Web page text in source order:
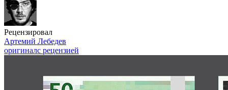
Рецензировал
Артемий Лебедев
оригиналс рецензией